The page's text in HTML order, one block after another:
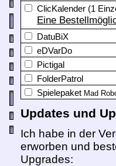
ClicKalender (1
Eine
DatuBiX
eDVarDo
Pictigal
FolderPatrol
Spielepaket Mad
Updates und
Ich habe in der
erworben und
Upgrades: